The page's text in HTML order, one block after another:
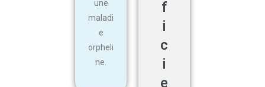
une
maladi
e
orpheli
ne.
f
i
c
i
e